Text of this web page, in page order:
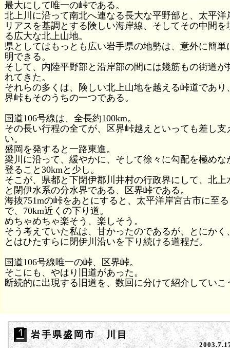
最大にして唯一の峠である。
北上川に沿って南北へ連なる長大な平野部と、太平洋
リアスを基調とする険しい海岸線、そしてその中間を
る広大な北上山地。
県としてはもっとも広い岩手県の地勢は、意外に簡単
明できる。
そして、内陸平野部と沿岸部の間には幾筋もの街道が
れてきた。
それらの多くは、険しい北上山地を越える峠道であり
界峠もそのうちの一つである。
国道106号線は、全長約100km。
その長い行程の全てが、区界峠越えといっても差し支
い。
盛岡を発すると一路東進。
梁川に沿って、緩やかに、そして徐々に勾配を極めな
登ること30kmと少し。
そこが、県都と下閉伊郡川井村の行政界にして、北上
と閉伊水系の分水界である、区界峠である。
海抜751mの峠をあとにすると、太平洋岸宮古市に至
で、70km近くの下り道。
めちゃめちゃ楽そう、楽しそう。
そう考えていた私は、甘かったのであるが、とにかく
とはひたすらに閉伊川沿いを下り続ける道程だ。
国道106号線唯一の峠、区界峠。
そこにも、やはり旧道があった。
断続的に出現する旧道を、数回に分けて紹介していこ
岩手県盛岡市 川目